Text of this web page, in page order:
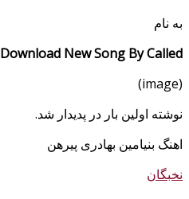
به نام
Download New Song By Called
(image)
نوشته اولین بار در پدیدار شد.
اهنگ بنیامین بهادری پیرهن
نخبگان